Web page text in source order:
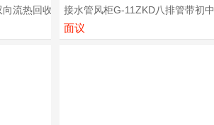
流热回收新风换气机厂家定制
接水管风柜G-11ZKD八排管带初
面议